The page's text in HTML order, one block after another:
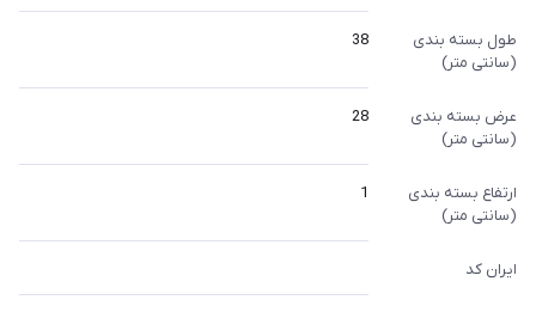
طول بسته بندی
(سانتی متر)
38
عرض بسته بندی
(سانتی متر)
28
ارتفاع بسته بندی
(سانتی متر)
1
ایران کد